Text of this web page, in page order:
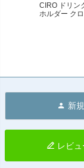
CIRO ドリン
ホルダー ク
新
レビ